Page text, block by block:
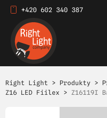
+420 602 340 387
Right Light > Produkty >
Z16 LED Fiilex > Z16119I